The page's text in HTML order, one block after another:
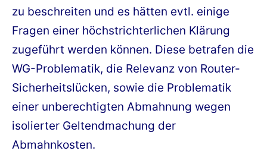
zu beschreiten und es hätten evtl. einige
Fragen einer höchstrichterlichen Klärung
zugeführt werden können. Diese betrafen die
WG-Problematik, die Relevanz von Router-
Sicherheitslücken, sowie die Problematik
einer unberechtigten Abmahnung wegen
isolierter Geltendmachung der
Abmahnkosten.